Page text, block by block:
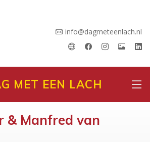
info@dagmeteenlach.nl
MET EEN LACH
& Manfred van